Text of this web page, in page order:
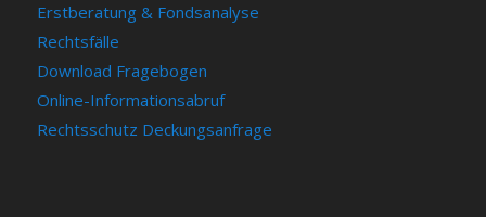
Erstberatung & Fondsanalyse
Rechtsfälle
Download Fragebogen
Online-Informationsabruf
Rechtsschutz Deckungsanfrage